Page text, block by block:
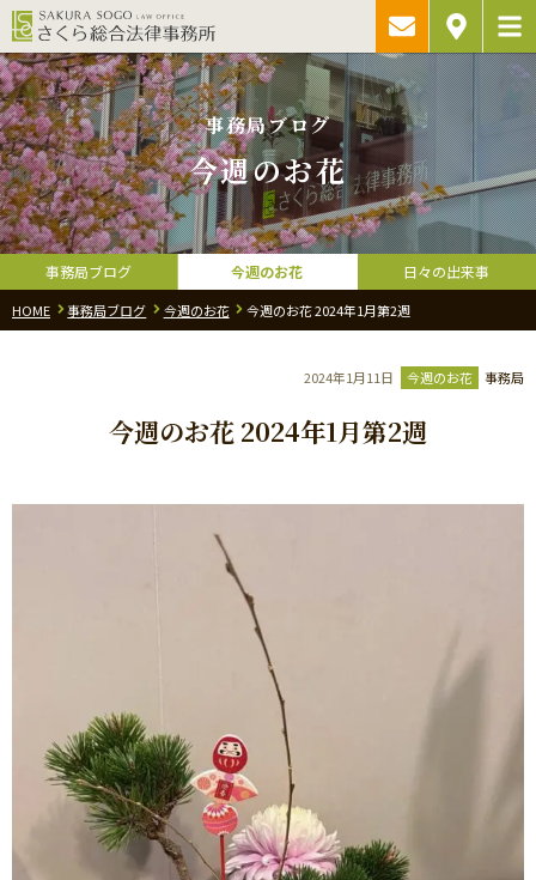
事務局ブログ
今週のお花
事務局ブログ 今週のお花 日々の出来事
HOME 事務局ブログ 今週のお花 今週のお花 2024年1月第2週
2024年1月11日 今週のお花 事務局
今週のお花 2024年1月第2週